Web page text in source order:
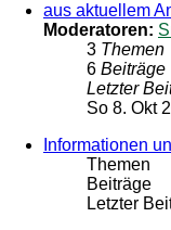
aus aktuellem
Moderatoren:
3 Themen
6 Beiträge
Letzter
So 8. Okt
Informationen
Themen
Beiträge
Letzter